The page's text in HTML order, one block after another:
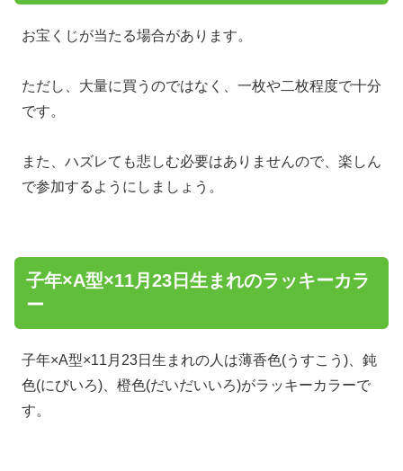
お宝くじが当たる場合があります。
ただし、大量に買うのではなく、一枚や二枚程度で十分
です。
また、ハズレても悲しむ必要はありませんので、楽しん
で参加するようにしましょう。
子年×A型×11月23日生まれのラッキーカラ
ー
子年×A型×11月23日生まれの人は薄香色(うすこう)、鈍
色(にびいろ)、橙色(だいだいいろ)がラッキーカラーで
す。